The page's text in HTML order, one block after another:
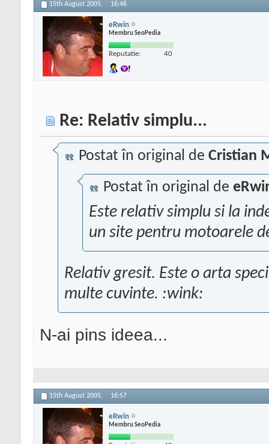
15th August 2005, 16:46
eRwin
Membru SeoPedia
Reputatie: 40
Re: Relativ simplu...
Postat în original de Cristian
Postat în original de
Este relativ simplu si la
un site pentru motoarele
Relativ gresit. Este o arta
multe cuvinte. :wink:
N-ai pins ideea...
15th August 2005, 16:57
eRwin
Membru SeoPedia